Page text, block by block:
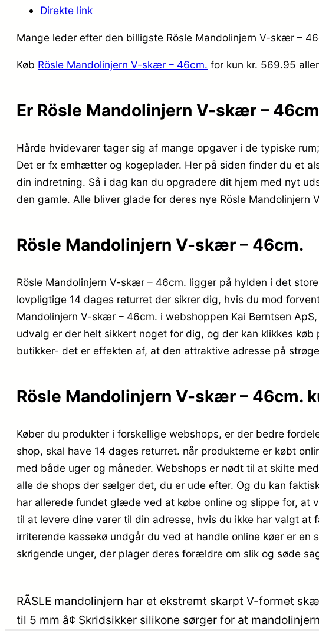
Direkte link
Mange leder efter den billigste Rösle Mandolinjern V-skær –
Køb Rösle Mandolinjern V-skær – 46cm. for kun kr. 569.95
Er Rösle Mandolinjern V-skær –
Hårde hvidevarer tager sig af mange opgaver i de typiske
Det er fx emhætter og kogeplader. Her på siden finder du et
din indretning. Så i dag kan du opgradere dit hjem med nyt
den gamle. Alle bliver glade for deres nye Rösle
Rösle Mandolinjern V-skær – 46cm.
Rösle Mandolinjern V-skær – 46cm. ligger på hylden i det
lovpligtige 14 dages returret der sikrer dig, hvis du mod
Mandolinjern V-skær – 46cm. i webshoppen Kai Berntsen
udvalg er der helt sikkert noget for dig, og der kan klikkes
butikker- det er effekten af, at den attraktive adresse på
Rösle Mandolinjern V-skær – 46cm.
Køber du produkter i forskellige webshops, er der bedre
shop, skal have 14 dages returret. når produkterne er købt
med både uger og måneder. Webshops er nødt til at skilte
alle de shops der sælger det, du er ude efter. Og du kan
har allerede fundet glæde ved at købe online og slippe for,
til at levere dine varer til din adresse, hvis du ikke har valgt
irriterende kassekø undgår du ved at handle online køer er
skrigende unger, der plager deres forældre om slik og søde
RÃSLE mandolinjern har et ekstremt skarpt V-formet
til 5 mm â¢ Skridsikker silikone sørger for at